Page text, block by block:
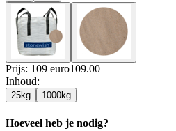
Prijs: 109 euro109.00
Inhoud:
25kg 1000kg
Hoeveel heb je nodig?